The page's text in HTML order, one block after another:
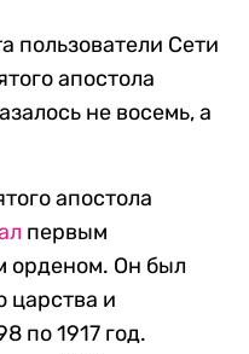
пользователи Сети
апостола
не восемь, а
апостола
первым
орденом. Он был
царства и
по 1917 год.